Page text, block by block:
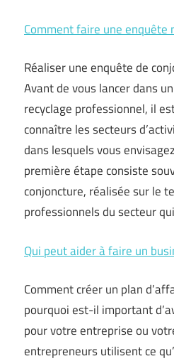
Comment faire une enquête
Réaliser une enquête de
Avant de vous lancer dans
recyclage professionnel, il
connaître les secteurs
dans lesquels vous
première étape consiste
conjoncture, réalisée sur le
professionnels du secteur
Qui peut aider à faire un
Comment créer un plan
pourquoi est-il important
pour votre entreprise ou
entrepreneurs utilisent ce